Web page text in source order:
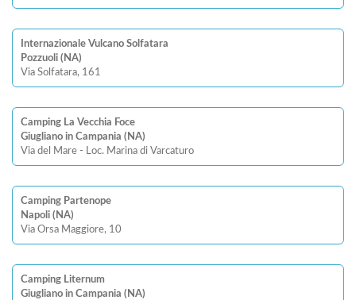
Internazionale Vulcano Solfatara
Pozzuoli (NA)
Via Solfatara, 161
Camping La Vecchia Foce
Giugliano in Campania (NA)
Via del Mare - Loc. Marina di Varcaturo
Camping Partenope
Napoli (NA)
Via Orsa Maggiore, 10
Camping Liternum
Giugliano in Campania (NA)